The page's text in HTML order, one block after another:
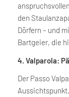
den
Dörfern – und
Bartgeier, die
4. Valparola:
Der Passo